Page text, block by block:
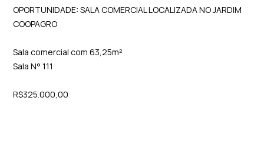
OPORTUNIDADE: SALA COMERCIAL LOCALIZADA NO JARDIM
COOPAGRO
Sala comercial com 63,25m²
Sala N° 111
R$325.000,00